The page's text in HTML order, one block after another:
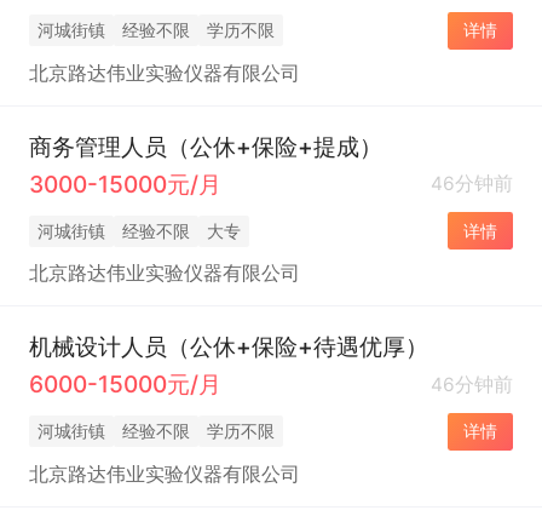
河城街镇 经验不限 学历不限 详情
北京路达伟业实验仪器有限公司
商务管理人员（公休+保险+提成）
3000-15000元/月
46分钟前
河城街镇 经验不限 大专 详情
北京路达伟业实验仪器有限公司
机械设计人员（公休+保险+待遇优厚）
6000-15000元/月
46分钟前
河城街镇 经验不限 学历不限 详情
北京路达伟业实验仪器有限公司